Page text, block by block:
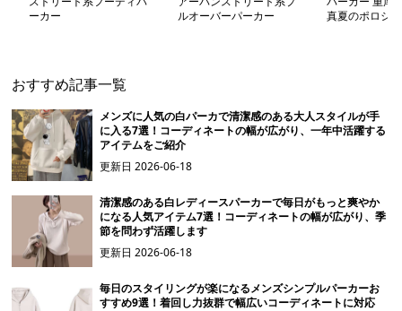
ーカー
ルオーバーパーカー
真夏のポロシ
おすすめ記事一覧
メンズに人気の白パーカで清潔感のある大人スタイルが手
に入る7選！コーディネートの幅が広がり、一年中活躍する
アイテムをご紹介
更新日2026-06-18
清潔感のある白レディースパーカーで毎日がもっと爽やか
になる人気アイテム7選！コーディネートの幅が広がり、季
節を問わず活躍します
更新日2026-06-18
毎日のスタイリングが楽になるメンズシンプルパーカーお
すすめ9選！着回し力抜群で幅広いコーディネートに対応